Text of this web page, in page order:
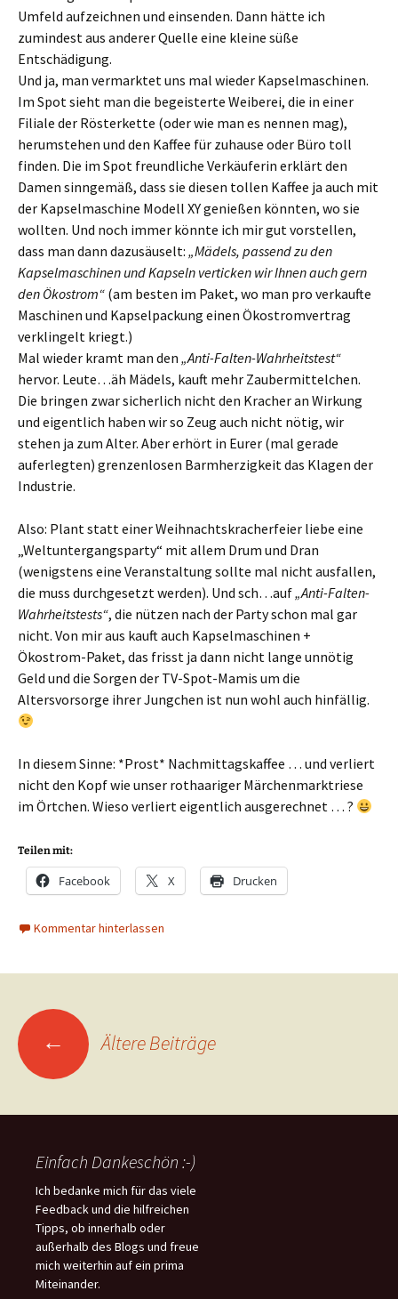
Umfeld aufzeichnen und einsenden. Dann hätte ich
zumindest aus anderer Quelle eine kleine süße
Entschädigung.
Und ja, man vermarktet uns mal wieder Kapselmaschinen.
Im Spot sieht man die begeisterte Weiberei, die in einer
Filiale der Rösterkette (oder wie man es nennen mag),
herumstehen und den Kaffee für zuhause oder Büro toll
finden. Die im Spot freundliche Verkäuferin erklärt den
Damen sinngemäß, dass sie diesen tollen Kaffee ja auch mit
der Kapselmaschine Modell XY genießen könnten, wo sie
wollten. Und noch immer könnte ich mir gut vorstellen,
dass man dann dazusäuselt: „Mädels, passend zu den
Kapselmaschinen und Kapseln verticken wir Ihnen auch gern
den Ökostrom“ (am besten im Paket, wo man pro verkaufte
Maschinen und Kapselpackung einen Ökostromvertrag
verklingelt kriegt.)
Mal wieder kramt man den „Anti-Falten-Wahrheitstest“
hervor. Leute…äh Mädels, kauft mehr Zaubermittelchen.
Die bringen zwar sicherlich nicht den Kracher an Wirkung
und eigentlich haben wir so Zeug auch nicht nötig, wir
stehen ja zum Alter. Aber erhört in Eurer (mal gerade
auferlegten) grenzenlosen Barmherzigkeit das Klagen der
Industrie.
Also: Plant statt einer Weihnachtskracherfeier liebe eine
„Weltuntergangsparty“ mit allem Drum und Dran
(wenigstens eine Veranstaltung sollte mal nicht ausfallen,
die muss durchgesetzt werden). Und sch…auf„Anti-Falten-
Wahrheitstests“, die nützen nach der Party schon mal gar
nicht. Von mir aus kauft auch Kapselmaschinen +
Ökostrom-Paket, das frisst ja dann nicht lange unnötig
Geld und die Sorgen der TV-Spot-Mamis um die
Altersvorsorge ihrer Jungchen ist nun wohl auch hinfällig.
In diesem Sinne: *Prost* Nachmittagskaffee … und verliert
nicht den Kopf wie unser rothaariger Märchenmarktriese
im Örtchen. Wieso verliert eigentlich ausgerechnet … ?
Teilen mit:
Facebook X Drucken
Kommentar hinterlassen
Beitragsnavigation
← Ältere Beiträge
Einfach Dankeschön :-)
Ich bedanke mich für das viele
Feedback und die hilfreichen
Tipps, ob innerhalb oder
außerhalb des Blogs und freue
mich weiterhin auf ein prima
Miteinander.